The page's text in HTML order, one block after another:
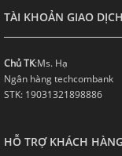
TÀI KHOẢN GIAO DỊCH
Chủ TK:Ms. Hạ
Ngân hàng techcombank
STK: 19031321898886
HỖ TRỢ KHÁCH HÀNG